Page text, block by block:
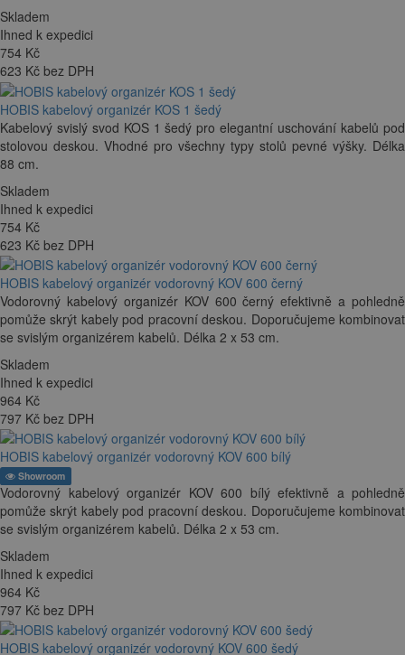
Skladem
Ihned k expedici
754 Kč
623 Kč bez DPH
HOBIS kabelový organizér KOS 1 šedý
Kabelový svislý svod KOS 1 šedý pro elegantní uschování kabelů pod
stolovou deskou. Vhodné pro všechny typy stolů pevné výšky. Délka
88 cm.
Skladem
Ihned k expedici
754 Kč
623 Kč bez DPH
HOBIS kabelový organizér vodorovný KOV 600 černý
Vodorovný kabelový organizér KOV 600 černý efektivně a pohledně
pomůže skrýt kabely pod pracovní deskou. Doporučujeme kombinovat
se svislým organizérem kabelů. Délka 2 x 53 cm.
Skladem
Ihned k expedici
964 Kč
797 Kč bez DPH
HOBIS kabelový organizér vodorovný KOV 600 bílý
Showroom
Vodorovný kabelový organizér KOV 600 bílý efektivně a pohledně
pomůže skrýt kabely pod pracovní deskou. Doporučujeme kombinovat
se svislým organizérem kabelů. Délka 2 x 53 cm.
Skladem
Ihned k expedici
964 Kč
797 Kč bez DPH
HOBIS kabelový organizér vodorovný KOV 600 šedý